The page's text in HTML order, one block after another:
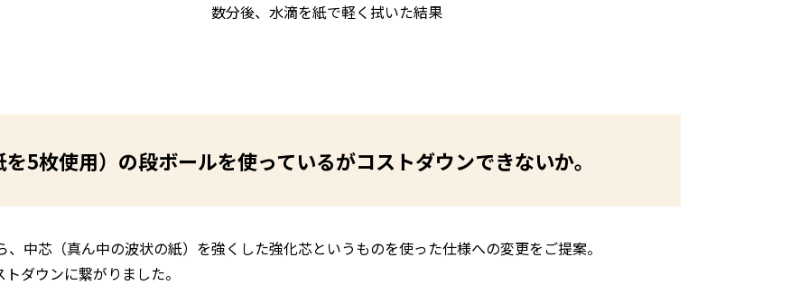
数分後、水滴を紙で軽く拭いた結果
5枚使用）の段ボールを使っているがコストダウンできないか。
中芯（真ん中の波状の紙）を強くした強化芯というものを使った仕様への変更をご提案。
ダウンに繋がりました。